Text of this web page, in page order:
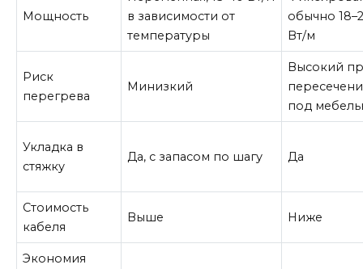
Мощность
в зависимости от
температуры
обычно
Вт/м
Риск
перегрева
Минизкий
Высокий
под
Укладка в
стяжку
Да, с запасом по шагу Да
Стоимость
кабеля
Выше Ниже
Экономия